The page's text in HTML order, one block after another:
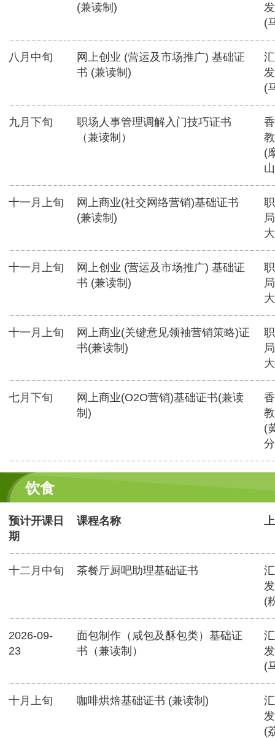
(兼读制)
(
八月中旬
网上创业 (营运及市场推广) 基础证
书 (兼读制)
(
九月下旬
职场人事管理调解入门技巧证书
（兼读制）
(
十一月上旬
网上商业(社交网络营销)基础证书
(兼读制)
十一月上旬
网上创业 (营运及市场推广) 基础证
书 (兼读制)
十一月上旬
网上商业(关键意见领袖营销策略)证
书(兼读制)
七月下旬
网上商业(O2O营销)基础证书(兼读
制)
(
饮食
预计开课日
期
课程名称
十二月中旬 茶餐厅厨吧助理基础证书
(
2026-09-
23
面包制作（咸包及酥包类）基础证
书（兼读制）
(
十月上旬 咖啡烘焙基础证书 (兼读制)
(